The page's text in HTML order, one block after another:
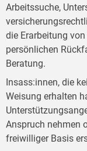
Arbeitssuche,
die Erarbeitung
persönlichen
Beratung.
Insass:innen, die
Weisung erhalten
Anspruch nehmen
freiwilliger Basis